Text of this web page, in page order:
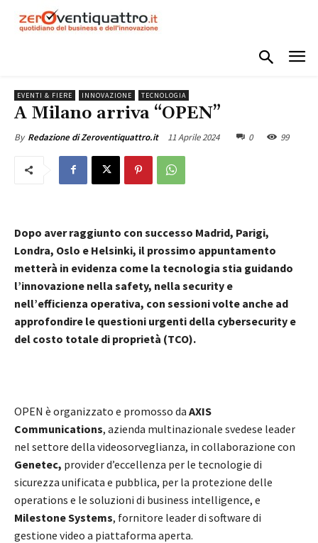
EVENTI & FIERE INNOVAZIONE TECNOLOGIA
A Milano arriva “OPEN”
By Redazione di Zeroventiquattro.it 11 Aprile 2024 0 99
Dopo aver raggiunto con successo Madrid, Parigi,
Londra, Oslo e Helsinki, il prossimo appuntamento
metterà in evidenza come la tecnologia stia guidando
l’innovazione nella safety, nella security e
nell’efficienza operativa, con sessioni volte anche ad
approfondire le questioni urgenti della cybersecurity e
del costo totale di proprietà (TCO).
OPEN è organizzato e promosso da AXIS
Communications, azienda multinazionale svedese leader
nel settore della videosorveglianza, in collaborazione con
Genetec, provider d’eccellenza per le tecnologie di
sicurezza unificata e pubblica, per la protezione delle
operations e le soluzioni di business intelligence, e
Milestone Systems, fornitore leader di software di
gestione video a piattaforma aperta.